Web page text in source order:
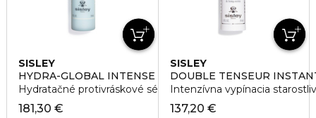
SISLEY
HYDRA-GLOBAL INTENSE ANTI-AGING
Hydratačné protivráskové sérum
181,30 €
SISLEY
DOUBLE TENSEUR
Intenzívna vypínacia
137,20 €